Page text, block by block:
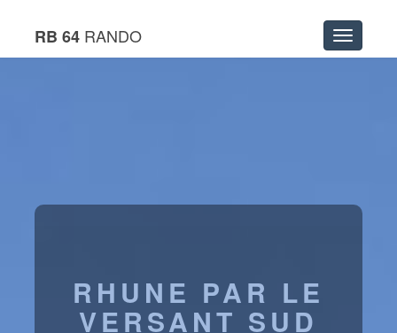
Menu
RB 64 RANDO
RHUNE PAR LE
VERSANT SUD